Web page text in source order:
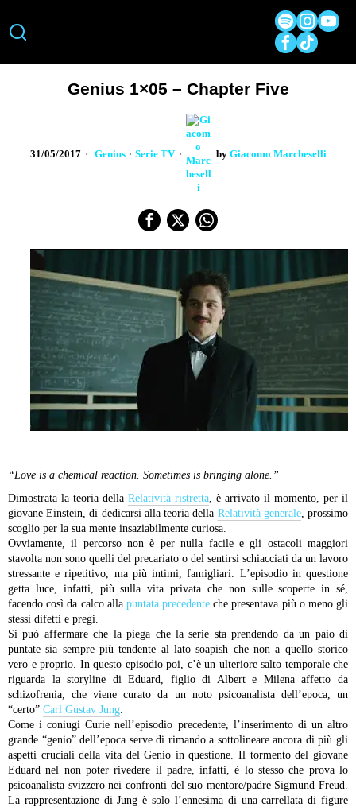
Genius 1×05 – Chapter Five
31/05/2017 Genius · Serie TV by Giacomo Marcheselli
“Love is a chemical reaction. Sometimes is bringing alone.”
Dimostrata la teoria della Relatività ristretta , è arrivato il momento, per il
giovane Einstein, di dedicarsi alla teoria della Relatività generale, prossimo
scoglio per la sua mente insaziabilmente curiosa.
Ovviamente, il percorso non è per nulla facile e gli ostacoli maggiori
stavolta non sono quelli del precariato o del sentirsi schiacciati da un lavoro
stressante e ripetitivo, ma più intimi, famigliari.
L’episodio in questione
getta luce, infatti, più sulla vita privata che non sulle scoperte in sé,
facendo così da calco allapuntata precedente che presentava più o meno gli
stessi difetti e pregi.
Si può affermare che la piega che la serie sta prendendo da un paio di
puntate sia sempre più tendente al lato soapish che non a quello storico
vero e proprio. In questo episodio poi, c’è un ulteriore salto temporale che
riguarda la storyline di Eduard, figlio di Albert e Milena affetto da
schizofrenia, che viene curato da un noto psicoanalista dell’epoca, un
“certo” Carl Gustav Jung
Come i coniugi Curie nell’episodio precedente, l’inserimento di un altro
grande “genio” dell’epoca serve di rimando a sottolineare ancora di più gli
aspetti cruciali della vita del Genio in questione. Il tormento del giovane
Eduard nel non poter rivedere il padre, infatti, è lo stesso che prova lo
psicoanalista svizzero nei confronti del suo mentore/padre Sigmund Freud.
La rappresentazione di Jung è solo l’ennesima di una carrellata di figure